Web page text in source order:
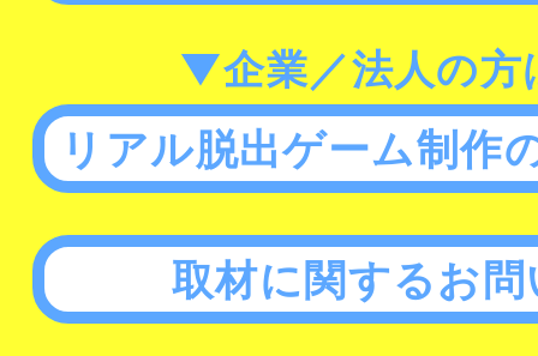
▼企業／法人の方
リアル脱出ゲーム制作
取材に関するお